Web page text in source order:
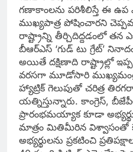
గణాకాంలను పరిశీలిస్తే ఈ ఉప
ముఖ్యపాత్ర పోషించారని
రాష్ట్రాన్ని తీర్చిదిద్దడంలో తన
బీఆర్‌ఎస్‌ ‘గుడ్‌ టు గ్రేట్‌’
అయితే దక్షిణాది రాష్ట్రాల్లో
వరసగా మూడోసారి
హ్యాట్రిక్‌ గెలుపుతో చరిత్ర
యత్నిస్తున్నారు. కాంగ్రెస్‌,
ప్రారంభమయ్యాక కూడా
మాత్రం మితిమీరిన విశ్వాసంతో
అభ్యర్థులను ప్రకటించి